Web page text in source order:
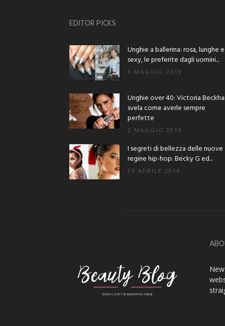
EDITOR PICKS
Unghie a ballerina: rosa, lunghe e
sexy, le preferite dagli uomini...
6 MAGGIO 2019
Unghie over 40: Victoria
svela come averle sempre
perfette
2 MAGGIO 2019
I segreti di bellezza delle nuove
regine hip-hop: Becky G ed...
26 APRILE 2019